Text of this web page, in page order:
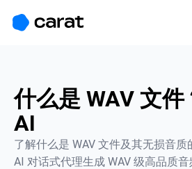
什么是 WAV 文
AI
了解什么是 WAV 文件及其无损音
AI 对话式代理生成 WAV 级高品质音